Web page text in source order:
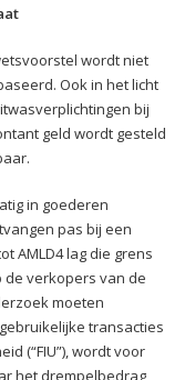
wordt niet
Ook in het licht
bij
geld wordt gesteld
in goederen
pas bij een
AMLD4 lag die grens
de verkopers van de
moeten
transacties
(“FIU”), wordt voor
het drempelbedrag